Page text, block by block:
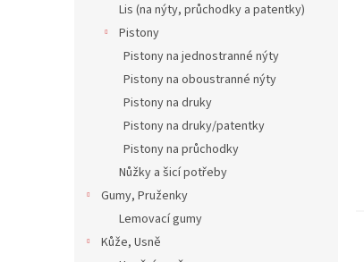
Lis (na nýty, průchodky a patentky)
Pistony
Pistony na jednostranné nýty
Pistony na oboustranné nýty
Pistony na druky
Pistony na druky/patentky
Pistony na průchodky
Nůžky a šicí potřeby
Gumy, Pruženky
Lemovací gumy
Kůže, Usně